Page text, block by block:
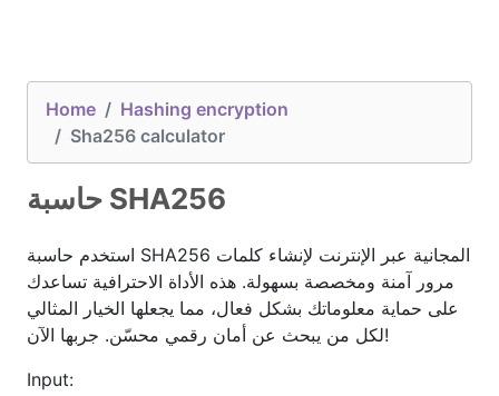
Home
Hashing encryption
Sha256 calculator
حاسبة SHA256
استخدم حاسبة SHA256 المجانية عبر الإنترنت لإنشاء كلمات
مرور آمنة ومخصصة بسهولة. هذه الأداة الاحترافية تساعدك
على حماية معلوماتك بشكل فعال، مما يجعلها الخيار المثالي
لكل من يبحث عن أمان رقمي محسّن. جربها الآن!
Input: